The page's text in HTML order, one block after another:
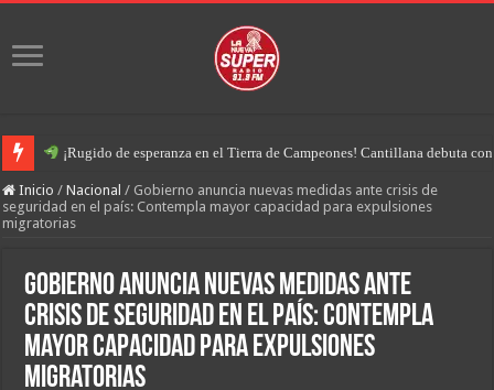
¡Rugido de esperanza en el Tierra de Campeones! Cantillana debuta
Inicio / Nacional / Gobierno anuncia nuevas medidas ante crisis de
seguridad en el país: Contempla mayor capacidad para expulsiones
migratorias
Gobierno anuncia nuevas medidas ante
crisis de seguridad en el país: Contempla
mayor capacidad para expulsiones
migratorias